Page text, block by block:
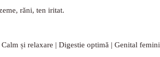
răni, ten iritat.
și relaxare | Digestie optimă | Genital